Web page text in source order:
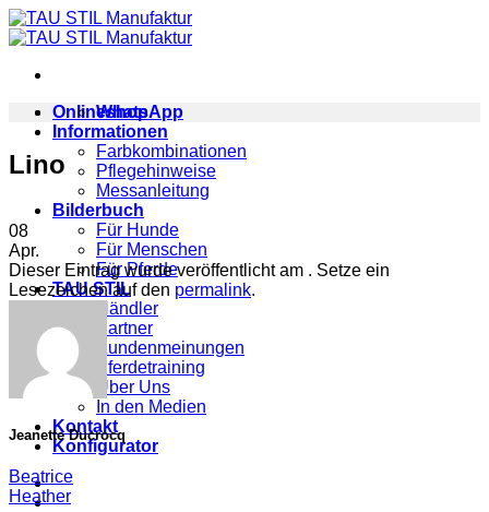
Zum
Inhalt
Onlineshop
Informationen
Farbkombinationen
Pflegehinweise
Messanleitung
Bilderbuch
Für Hunde
Für Menschen
Für Pferde
TAU STIL
Händler
Partner
Kundenmeinungen
Pferdetraining
Über Uns
In den Medien
Kontakt
Konfigurator
WhatsApp
Lino
08
Apr.
Dieser Eintrag wurde veröffentlicht am . Setze ein
Lesezeichen auf den permalink.
Jeanette Ducrocq
Beatrice
Heather